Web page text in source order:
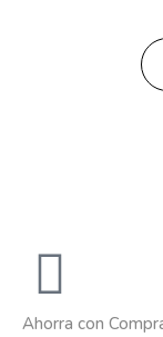
Ahorra con